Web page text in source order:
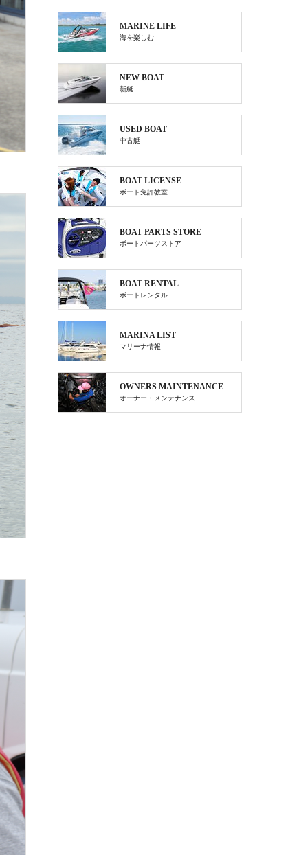
MARINE LIFE
海を楽しむ
NEW BOAT
新艇
USED BOAT
中古艇
BOAT LICENSE
ボート免許教室
BOAT PARTS STORE
ボートパーツストア
BOAT RENTAL
ボートレンタル
MARINA LIST
マリーナ情報
OWNERS MAINTENANCE
オーナー・メンテナンス